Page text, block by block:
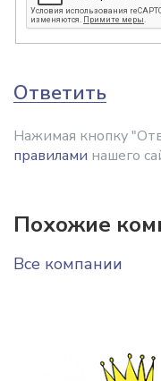
Ответить
Нажимая кнопку
правилами нашего
Похожие
Все компании